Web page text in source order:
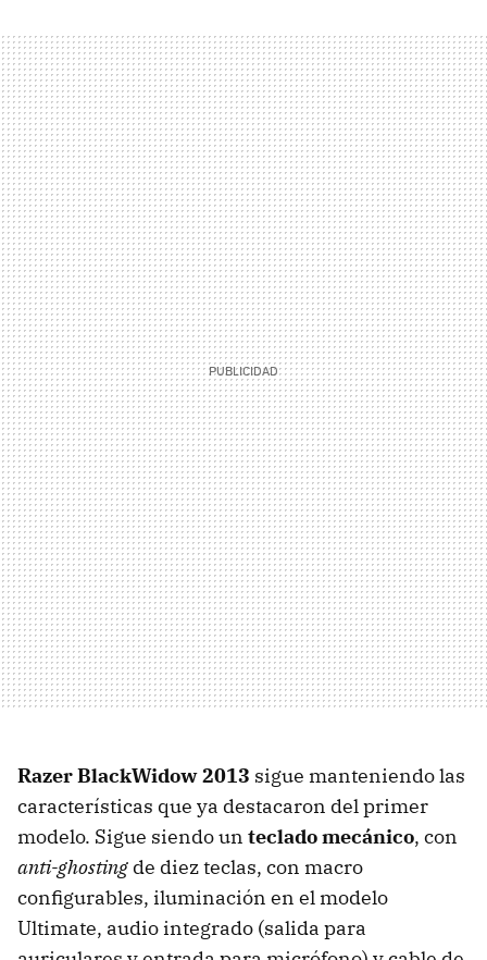
Razer BlackWidow 2013 sigue manteniendo las
características que ya destacaron del primer
modelo. Sigue siendo un teclado mecánico, con
anti-ghosting de diez teclas, con macro
configurables, iluminación en el modelo
Ultimate, audio integrado (salida para